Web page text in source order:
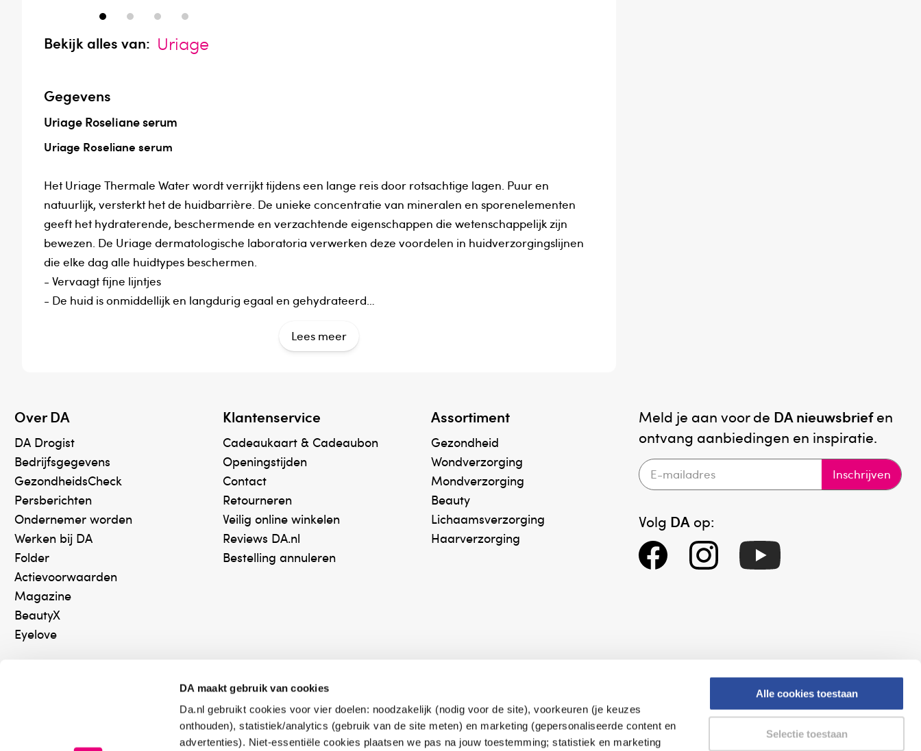
DA maakt gebruik van cookies
Da.nl gebruikt cookies voor vier doelen: noodzakelijk (nodig voor de site), voorkeuren (je keuzes
onthouden), statistiek/analytics (gebruik van de site meten) en marketing (gepersonaliseerde content en
advertenties). Niet-essentiële cookies plaatsen we pas na jouw toestemming; statistiek en marketing
Alle cookies toestaan
Selectie toestaan
Bekijk alles van: Uriage
Gegevens
Uriage Roseliane serum
Uriage Roseliane serum
Het Uriage Thermale Water wordt verrijkt tijdens een lange reis door rotsachtige lagen. Puur en
natuurlijk, versterkt het de huidbarrière. De unieke concentratie van mineralen en sporenelementen
geeft het hydraterende, beschermende en verzachtende eigenschappen die wetenschappelijk zijn
bewezen. De Uriage dermatologische laboratoria verwerken deze voordelen in huidverzorgingslijnen
die elke dag alle huidtypes beschermen.
- Vervaagt fijne lijntjes
- De huid is onmiddellijk en langdurig egaal en gehydrateerd
gum, Chondrus crispus powder, Cellulose gum, CI 77891 (Titanium dioxide), Mica, Glycyrrhetinic acid,
Tocopheryl acetate, Maltodextrin, Asiaticoside, Phytosphingosine, Panax ginseng root extract,
Ascophyllum nodosum extract, Glucosyl hesperidin, Tocopherol, Silica, CI 19140 (Yellow 5), CI 42090
(Blue 1).
Waarschuwingen
Alleen voor uitwendig gebruik.
Vermijd contact met de ogen. Geurvrij. Dermatologisch getest op de gevoelige huid die neigt naar
Bewaaradvies
Lees meer
Over DA
DA Drogist
Bedrijfsgegevens
GezondheidsCheck
Persberichten
Ondernemer worden
Werken bij DA
Folder
Actievoorwaarden
Magazine
BeautyX
Eyelove
Klantenservice
Cadeaukaart & Cadeaubon
Openingstijden
Contact
Retourneren
Veilig online winkelen
Reviews DA.nl
Bestelling annuleren
Assortiment
Gezondheid
Wondverzorging
Mondverzorging
Beauty
Lichaamsverzorging
Haarverzorging
Meld je aan voor de DA nieuwsbriefen
ontvang aanbiedingen en inspiratie.
Inschrijven
Volg DA op:
Online aanbieder medicijnen
⁠Controleer welke medicijnen
Keurmerk Zelfzorg Online
⁠Verantwoorde zorg, ⁠ook
Winkelen met zekerheid
⁠Deze webshop is aangesloten
Altijd onze folder bij de hand
Check onze folders ⁠bij